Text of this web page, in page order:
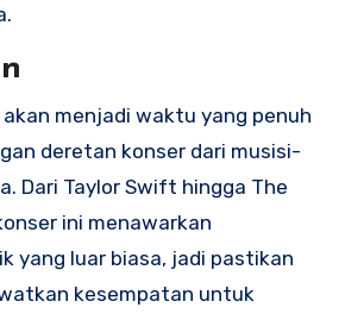
menjadi waktu yang penuh
deretan konser dari musisi-
Dari Taylor Swift hingga The
ini menawarkan
yang luar biasa, jadi pastikan
kesempatan untuk